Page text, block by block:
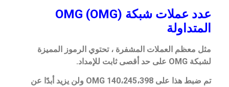
عدد عملات شبكة OMG (OMG)
المتداولة
مثل معظم العملات المشفرة ، تحتوي الرموز المميزة
لشبكة OMG على حد أقصى ثابت للإمداد.
تم ضبط هذا على 140،245،398 OMG ولن يزيد أبدًا عن